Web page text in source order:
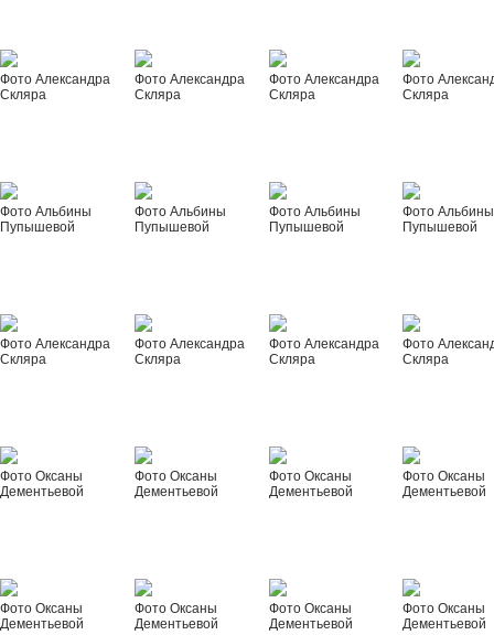
Фото Александра
Скляра
Фото Александра
Скляра
Фото Александра
Скляра
Фото
Скляра
Фото Альбины
Пупышевой
Фото Альбины
Пупышевой
Фото Альбины
Пупышевой
Фото Альбины
Пупышевой
Фото Александра
Скляра
Фото Александра
Скляра
Фото Александра
Скляра
Фото
Скляра
Фото Оксаны
Дементьевой
Фото Оксаны
Дементьевой
Фото Оксаны
Дементьевой
Фото Оксаны
Дементьевой
Фото Оксаны
Дементьевой
Фото Оксаны
Дементьевой
Фото Оксаны
Дементьевой
Фото Оксаны
Дементьевой